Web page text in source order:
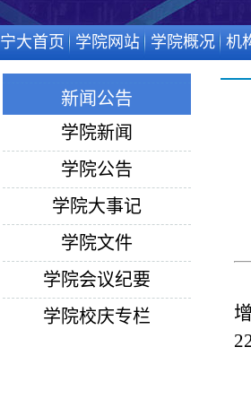
宁大首页 学院网站 学院概况 机
新闻公告
学院新闻
学院公告
学院大事记
学院文件
学院会议纪要
学院校庆专栏